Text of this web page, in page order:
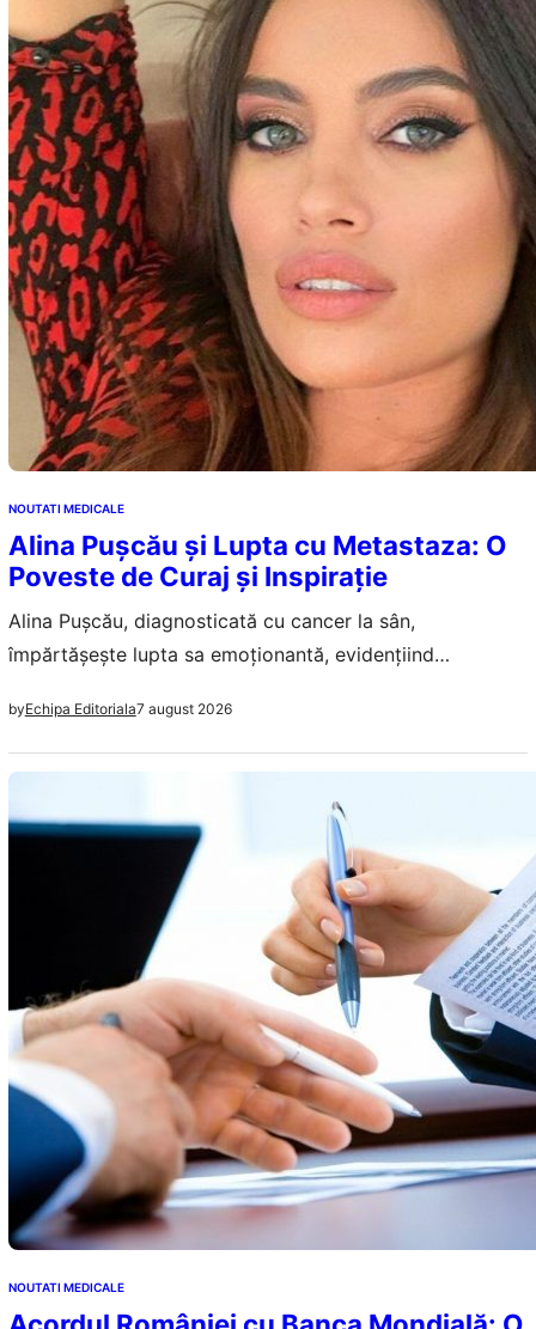
NOUTATI MEDICALE
Alina Pușcău și Lupta cu Metastaza: O
Poveste de Curaj și Inspirație
Alina Pușcău, diagnosticată cu cancer la sân,
împărtășește lupta sa emoționantă, evidențiind
învățate.
byEchipa Editoriala7 august 2026
NOUTATI MEDICALE